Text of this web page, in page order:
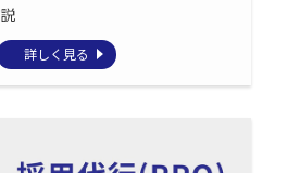
詳しく見る